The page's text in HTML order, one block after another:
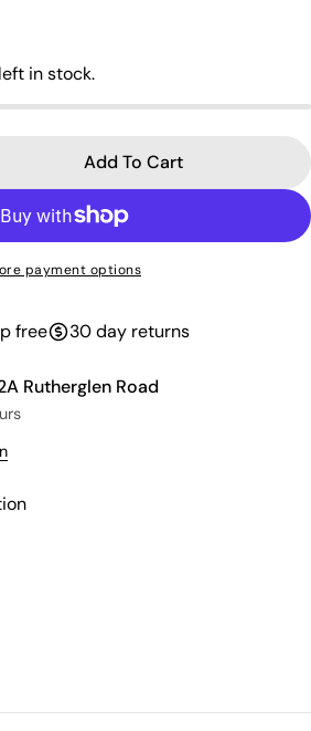
in stock.
Add To Cart
payment options
free 30 day returns
Rutherglen Road